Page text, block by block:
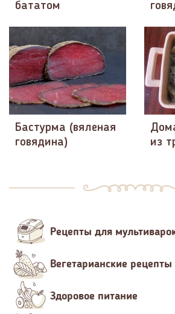
бататом
Бастурма (вяленая
говядина)
из
Рецепты для
Вегетарианские рецепты
Здоровое питание